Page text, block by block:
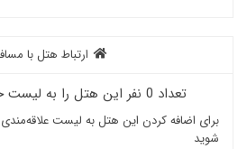
ارتباط هتل با
تعداد 0 نفر این هتل را به لیست خود اضافه کرده‌اند
برای اضافه کردن این هتل به لیست
شوید